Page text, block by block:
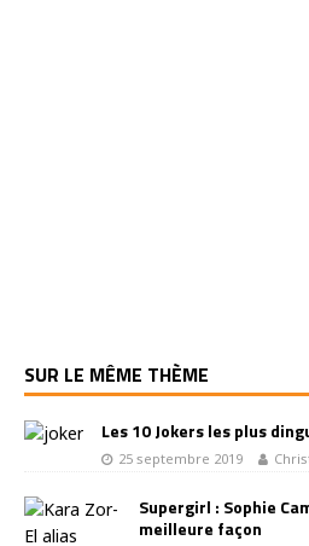
SUR LE MÊME THÈME
Les 10 Jokers les plus
25 septembre 2019
Supergirl : Sophie
meilleure façon